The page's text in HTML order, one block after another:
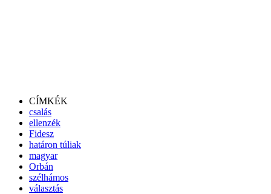
CÍMKÉK
csalás
ellenzék
Fidesz
határon túliak
magyar
Orbán
szélhámos
választás